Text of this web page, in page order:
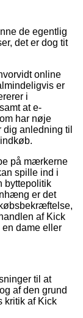
de egentlig
det er dog tit
online
er
i
at e-
har nøje
anledning til
på mærkerne
spille ind i
byttepolitik
er det
af Kick
en dame eller
til at
af den grund
kritik af Kick